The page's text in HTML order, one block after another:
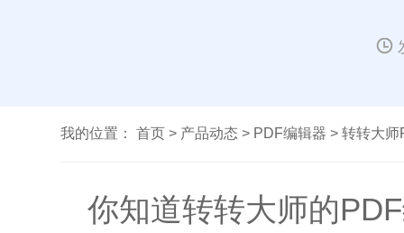
我的位置： 首页> 产品动态> PDF编辑器 > 转转大师
你知道转转大师的